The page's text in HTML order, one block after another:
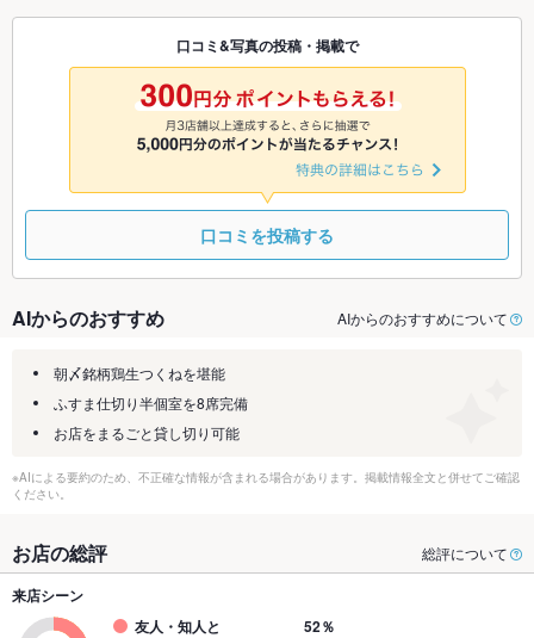
8/28 8/29 8/30
◎
8/31
◎
9/1
◎
9/2 9/3
9/6
◎
9/7
◎
9/8
◎
口コミ&写真の投稿・掲載で
口コミを投稿する
AIからのおすすめ AIからのおすすめについて
朝〆銘柄鶏生つくねを堪能
ふすま仕切り半個室を8席完備
お店をまるごと貸し切り可能
※AIによる要約のため、不正確な情報が含まれる場合があります。掲載情報全文と併せてご確認
ください。
お店の総評 総評について
来店シーン
友人・知人と
52％